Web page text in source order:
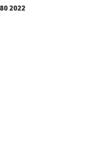
2022